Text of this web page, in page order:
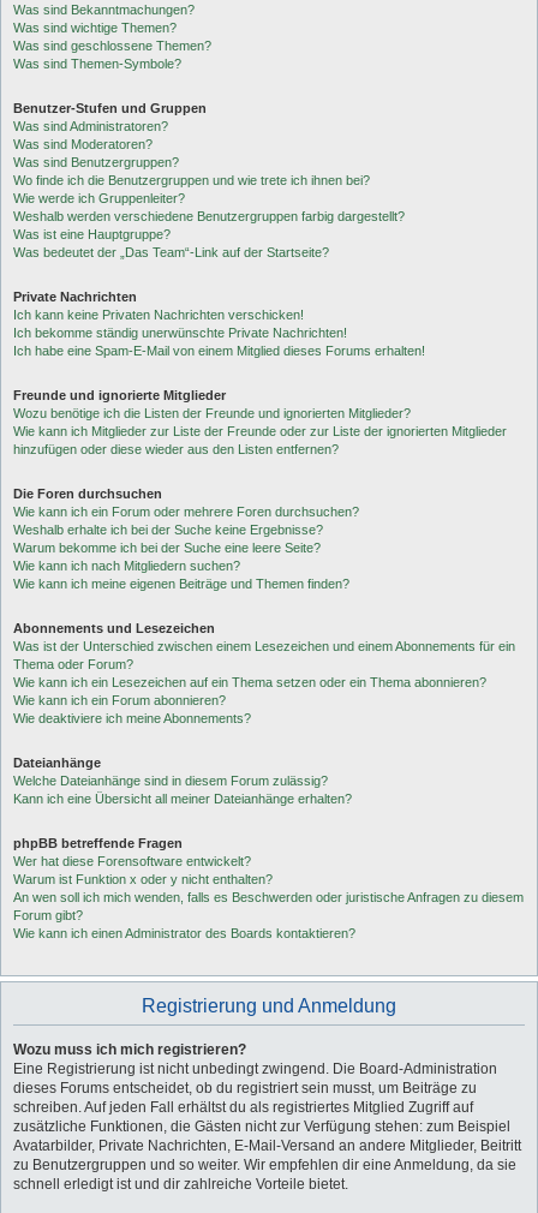
Was sind Bekanntmachungen?
Was sind wichtige Themen?
Was sind geschlossene Themen?
Was sind Themen-Symbole?
Benutzer-Stufen und Gruppen
Was sind Administratoren?
Was sind Moderatoren?
Was sind Benutzergruppen?
Wo finde ich die Benutzergruppen und wie trete ich ihnen bei?
Wie werde ich Gruppenleiter?
Weshalb werden verschiedene Benutzergruppen farbig dargestellt?
Was ist eine Hauptgruppe?
Was bedeutet der „Das Team“-Link auf der Startseite?
Private Nachrichten
Ich kann keine Privaten Nachrichten verschicken!
Ich bekomme ständig unerwünschte Private Nachrichten!
Ich habe eine Spam-E-Mail von einem Mitglied dieses Forums erhalten!
Freunde und ignorierte Mitglieder
Wozu benötige ich die Listen der Freunde und ignorierten Mitglieder?
Wie kann ich Mitglieder zur Liste der Freunde oder zur Liste der ignorierten Mitglieder
hinzufügen oder diese wieder aus den Listen entfernen?
Die Foren durchsuchen
Wie kann ich ein Forum oder mehrere Foren durchsuchen?
Weshalb erhalte ich bei der Suche keine Ergebnisse?
Warum bekomme ich bei der Suche eine leere Seite?
Wie kann ich nach Mitgliedern suchen?
Wie kann ich meine eigenen Beiträge und Themen finden?
Abonnements und Lesezeichen
Was ist der Unterschied zwischen einem Lesezeichen und einem Abonnements für ein
Thema oder Forum?
Wie kann ich ein Lesezeichen auf ein Thema setzen oder ein Thema abonnieren?
Wie kann ich ein Forum abonnieren?
Wie deaktiviere ich meine Abonnements?
Dateianhänge
Welche Dateianhänge sind in diesem Forum zulässig?
Kann ich eine Übersicht all meiner Dateianhänge erhalten?
phpBB betreffende Fragen
Wer hat diese Forensoftware entwickelt?
Warum ist Funktion x oder y nicht enthalten?
An wen soll ich mich wenden, falls es Beschwerden oder juristische Anfragen zu diesem
Forum gibt?
Wie kann ich einen Administrator des Boards kontaktieren?
Registrierung und Anmeldung
Wozu muss ich mich registrieren?
Eine Registrierung ist nicht unbedingt zwingend. Die Board-Administration
dieses Forums entscheidet, ob du registriert sein musst, um Beiträge zu
schreiben. Auf jeden Fall erhältst du als registriertes Mitglied Zugriff auf
zusätzliche Funktionen, die Gästen nicht zur Verfügung stehen: zum Beispiel
Avatarbilder, Private Nachrichten, E-Mail-Versand an andere Mitglieder, Beitritt
zu Benutzergruppen und so weiter. Wir empfehlen dir eine Anmeldung, da sie
schnell erledigt ist und dir zahlreiche Vorteile bietet.